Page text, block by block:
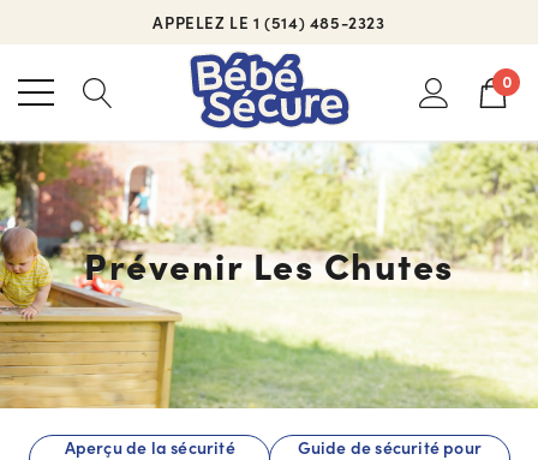
APPELEZ LE 1 (514) 485-2323
POUR TOUTE DEMANDE DE RENSEIGNEMENTS
APPELEZ LE 1 (514) 485-2323
0
Prévenir Les Chutes
Aperçu de la sécurité
Guide de sécurité pour